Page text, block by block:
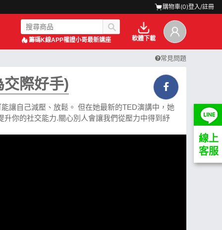
購物車(0)登入/註冊
籌碼K線APP權證小哥最新講座 軟體下載
常見問題
線上
客服
際好手)
讓自己減壓、放鬆。 但在她最新的TED演講中，她
你的社交能力.關心別人會讓我們從壓力中得到紓